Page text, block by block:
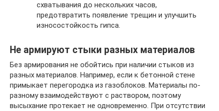
схватывания до нескольких часов,
предотвратить появление трещин и улучшить
износостойкость гипса.
Не армируют стыки разных материалов
Без армирования не обойтись при наличии стыков из
разных материалов. Например, если к бетонной стене
примыкает перегородка из газоблоков. Материалы по-
разному взаимодействуют с раствором, поэтому
высыхание протекает не одновременно. При отсутствии